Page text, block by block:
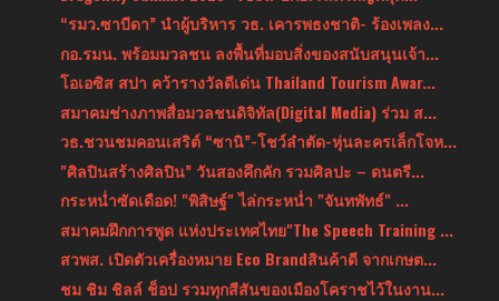
“รมว.ซาบีดา” นำผู้บริหาร วธ. เคารพธงชาติ- ร้องเพลง...
กอ.รมน. พร้อมมวลชน ลงพื้นที่มอบสิ่งของสนับสนุนเจ้า...
โอเอซิส สปา คว้ารางวัลดีเด่น Thailand Tourism Awar...
สมาคมช่างภาพสื่อมวลชนดิจิทัล(Digital Media) ร่วม ส...
วธ.ชวนชมคอนเสริต์ “ซานิ”-โชว์ลำตัด-หุ่นละครเล็กโจห...
"ศิลปินสร้างศิลปิน” วันสองคึกคัก รวมศิลปะ – ดนตรี...
กระหน่ำซัดเดือด! "พิสิษฐ์" ไล่กระหน่ำ "จันทพัทธ์" ...
สมาคมฝึกการพูด แห่งประเทศไทย"The Speech Training ...
สวพส. เปิดตัวเครื่องหมาย Eco Brandสินค้าดี จากเกษต...
ชม ชิม ชิลล์ ช็อป รวมทุกสีสันของเมืองโคราชไว้ในงาน...